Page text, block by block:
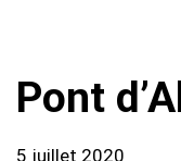
Pont
5 juillet 2020